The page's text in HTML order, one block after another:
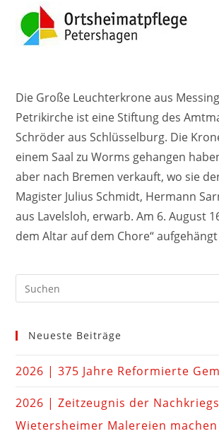
Die Große Leuchterkrone aus
Petrikirche ist eine Stiftung des
Schröder aus Schlüsselburg. Die
einem Saal zu Worms gehangen
aber nach Bremen verkauft, wo sie
Magister Julius Schmidt, Hermann
aus Lavelsloh, erwarb. Am 6. August
dem Altar auf dem Chore“
Neueste Beiträge
2026 | 375 Jahre Reformierte
2026 | Zeitzeugnis der
Wietersheimer Malereien